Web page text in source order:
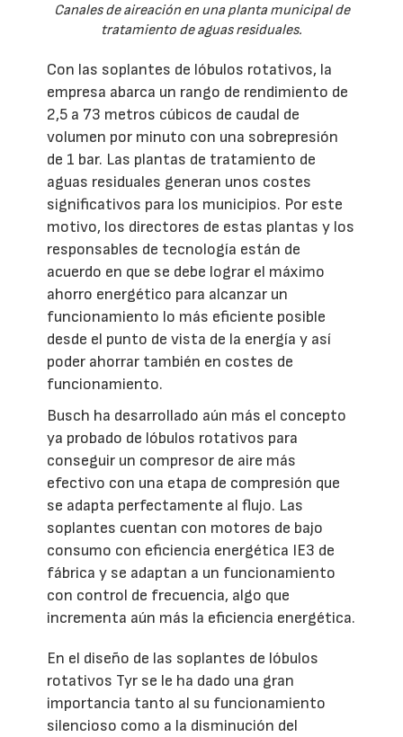
Canales de aireación en una planta municipal de
tratamiento de aguas residuales.
Con las soplantes de lóbulos rotativos, la
empresa abarca un rango de rendimiento de
2,5 a 73 metros cúbicos de caudal de
volumen por minuto con una sobrepresión
de 1 bar. Las plantas de tratamiento de
aguas residuales generan unos costes
significativos para los municipios. Por este
motivo, los directores de estas plantas y los
responsables de tecnología están de
acuerdo en que se debe lograr el máximo
ahorro energético para alcanzar un
funcionamiento lo más eficiente posible
desde el punto de vista de la energía y así
poder ahorrar también en costes de
funcionamiento.
Busch ha desarrollado aún más el concepto
ya probado de lóbulos rotativos para
conseguir un compresor de aire más
efectivo con una etapa de compresión que
se adapta perfectamente al flujo. Las
soplantes cuentan con motores de bajo
consumo con eficiencia energética IE3 de
fábrica y se adaptan a un funcionamiento
con control de frecuencia, algo que
incrementa aún más la eficiencia energética.
En el diseño de las soplantes de lóbulos
rotativos Tyr se le ha dado una gran
importancia tanto al su funcionamiento
silencioso como a la disminución del